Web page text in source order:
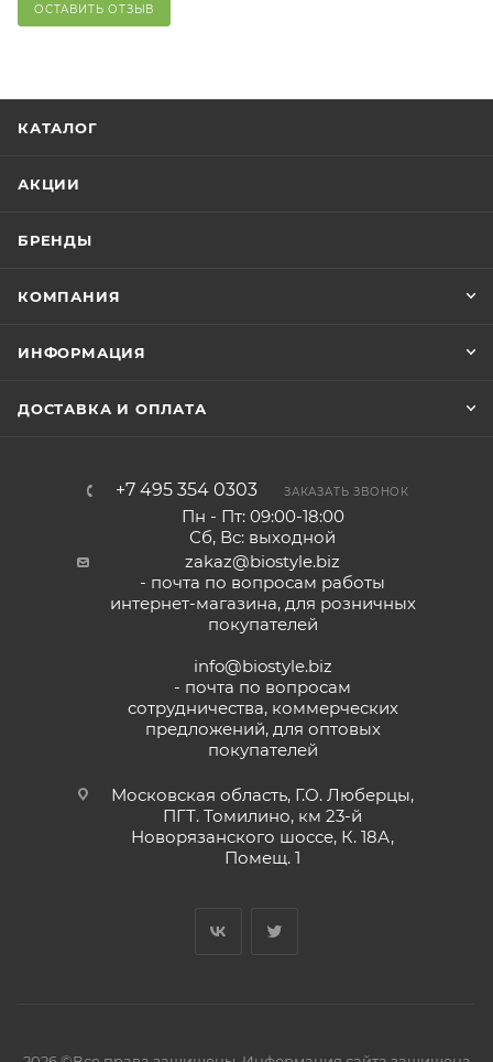
ОСТАВИТЬ ОТЗЫВ
КАТАЛОГ
АКЦИИ
БРЕНДЫ
КОМПАНИЯ
ИНФОРМАЦИЯ
ДОСТАВКА И ОПЛАТА
+7 495 354 0303 ЗАКАЗАТЬ ЗВОНОК
Пн - Пт: 09:00-18:00
Сб, Вс: выходной
zakaz@biostyle.biz
- почта по вопросам работы
интернет-магазина, для розничных
покупателей
info@biostyle.biz
- почта по вопросам
сотрудничества, коммерческих
предложений, для оптовых
покупателей
Московская область, Г.О. Люберцы,
ПГТ. Томилино, км 23-й
Новорязанского шоссе, К. 18А,
Помещ. 1